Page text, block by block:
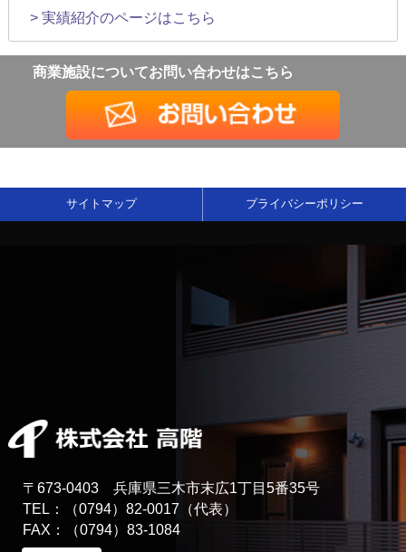
> 実績紹介のページはこちら
商業施設についてお問い合わせはこちら
サイトマップ プライバシーポリシー
〒673-0403 兵庫県三木市末広1丁目5番35号
TEL：（0794）82-0017（代表）
FAX：（0794）83-1084